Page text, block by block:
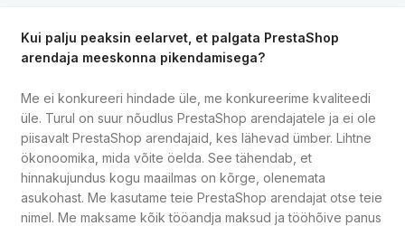
Kui palju peaksin eelarvet, et palgata PrestaShop
arendaja meeskonna pikendamisega?
Me ei konkureeri hindade üle, me konkureerime kvaliteedi
üle. Turul on suur nõudlus PrestaShop arendajatele ja ei ole
piisavalt PrestaShop arendajaid, kes lähevad ümber. Lihtne
ökonoomika, mida võite öelda. See tähendab, et
hinnakujundus kogu maailmas on kõrge, olenemata
asukohast. Me kasutame teie PrestaShop arendajat otse teie
nimel. Me maksame kõik tööandja maksud ja tööhõive panus